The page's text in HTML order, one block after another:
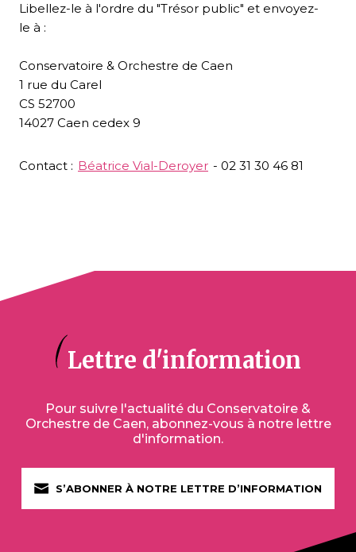
Libellez-le à l'ordre du "Trésor public" et envoyez-
le à :
Conservatoire & Orchestre de Caen
1 rue du Carel
CS 52700
14027 Caen cedex 9
Contact : Béatrice Vial-Deroyer - 02 31 30 46 81
Lettre d'information
Pour suivre l'actualité du Conservatoire &
Orchestre de Caen, abonnez-vous à notre lettre
d'information.
S’ABONNER À NOTRE LETTRE D’INFORMATION